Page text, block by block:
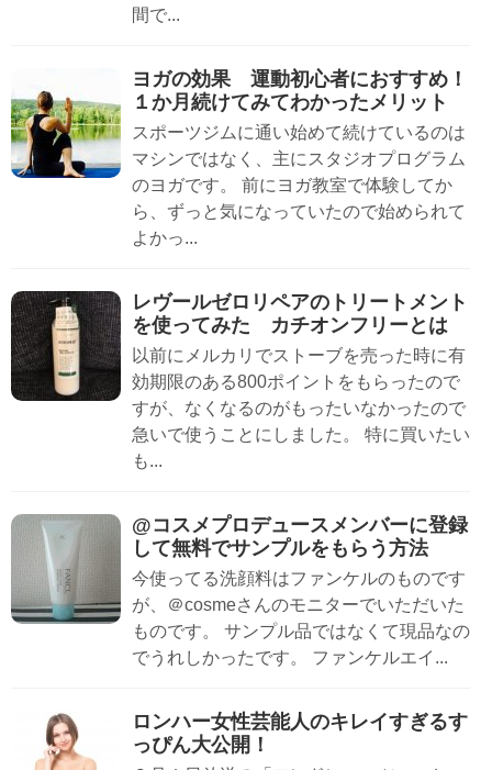
間で...
ヨガの効果 運動初心者におすすめ！
１か月続けてみてわかったメリット
スポーツジムに通い始めて続けているのは
マシンではなく、主にスタジオプログラム
のヨガです。 前にヨガ教室で体験してか
ら、ずっと気になっていたので始められて
よかっ...
レヴールゼロリペアのトリートメント
を使ってみた カチオンフリーとは
以前にメルカリでストーブを売った時に有
効期限のある800ポイントをもらったので
すが、なくなるのがもったいなかったので
急いで使うことにしました。 特に買いたい
も...
@コスメプロデュースメンバーに登録
して無料でサンプルをもらう方法
今使ってる洗顔料はファンケルのものです
が、＠cosmeさんのモニターでいただいた
ものです。 サンプル品ではなくて現品なの
でうれしかったです。 ファンケルエイ...
ロンハー女性芸能人のキレイすぎるす
っぴん大公開！